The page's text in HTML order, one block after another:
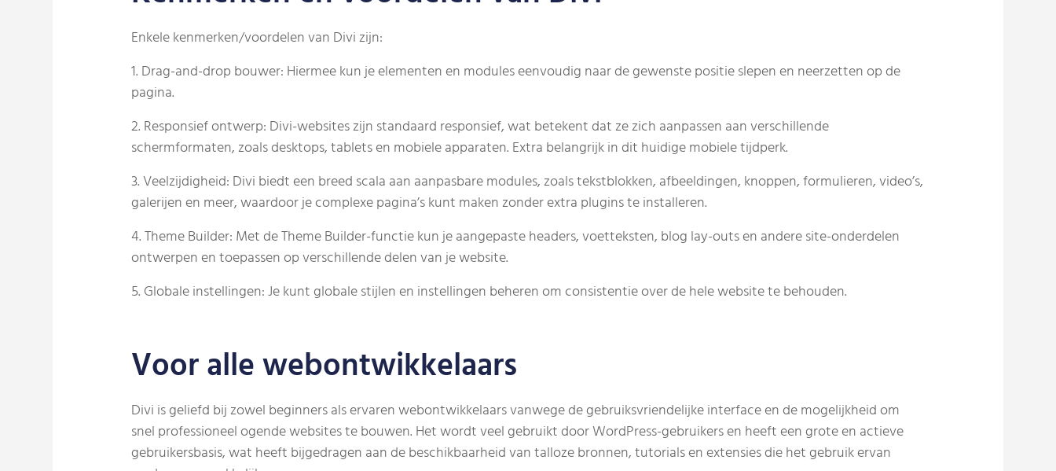
Enkele kenmerken/voordelen van Divi zijn:
1. Drag-and-drop bouwer: Hiermee kun je elementen en modules eenvoudig naar de gewenste positie slepen en neerzetten op de
pagina.
2. Responsief ontwerp: Divi-websites zijn standaard responsief, wat betekent dat ze zich aanpassen aan verschillende
schermformaten, zoals desktops, tablets en mobiele apparaten. Extra belangrijk in dit huidige mobiele tijdperk.
3. Veelzijdigheid: Divi biedt een breed scala aan aanpasbare modules, zoals tekstblokken, afbeeldingen, knoppen, formulieren, video’s,
galerijen en meer, waardoor je complexe pagina’s kunt maken zonder extra plugins te installeren.
4. Theme Builder: Met de Theme Builder-functie kun je aangepaste headers, voetteksten, blog lay-outs en andere site-onderdelen
ontwerpen en toepassen op verschillende delen van je website.
5. Globale instellingen: Je kunt globale stijlen en instellingen beheren om consistentie over de hele website te behouden.
Voor alle webontwikkelaars
Divi is geliefd bij zowel beginners als ervaren webontwikkelaars vanwege de gebruiksvriendelijke interface en de mogelijkheid om
snel professioneel ogende websites te bouwen. Het wordt veel gebruikt door WordPress-gebruikers en heeft een grote en actieve
gebruikersbasis, wat heeft bijgedragen aan de beschikbaarheid van talloze bronnen, tutorials en extensies die het gebruik ervan